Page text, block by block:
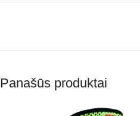
Panašūs produktai